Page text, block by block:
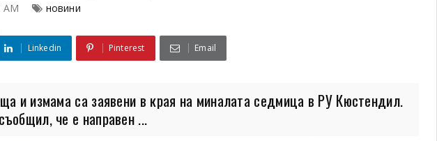
AM новини
Linkedin Pinterest Email
и измама са заявени в края на миналата седмица в РУ Кюстендил.
че е направен ...